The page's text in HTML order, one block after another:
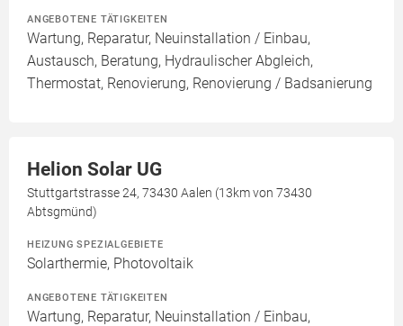
ANGEBOTENE TÄTIGKEITEN
Wartung, Reparatur, Neuinstallation / Einbau,
Austausch, Beratung, Hydraulischer Abgleich,
Thermostat, Renovierung, Renovierung / Badsanierung
Helion Solar UG
Stuttgartstrasse 24, 73430 Aalen (13km von 73430
Abtsgmünd)
HEIZUNG SPEZIALGEBIETE
Solarthermie, Photovoltaik
ANGEBOTENE TÄTIGKEITEN
Wartung, Reparatur, Neuinstallation / Einbau,